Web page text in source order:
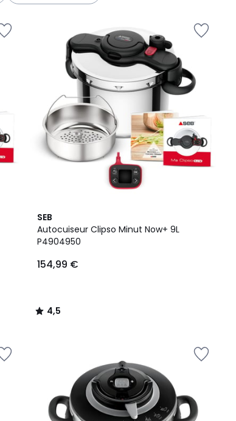
SEB
Autocuiseur Clipso Minut Now+ 9L
P4904950
154,99 €
4,5
/ 5
4,5
/